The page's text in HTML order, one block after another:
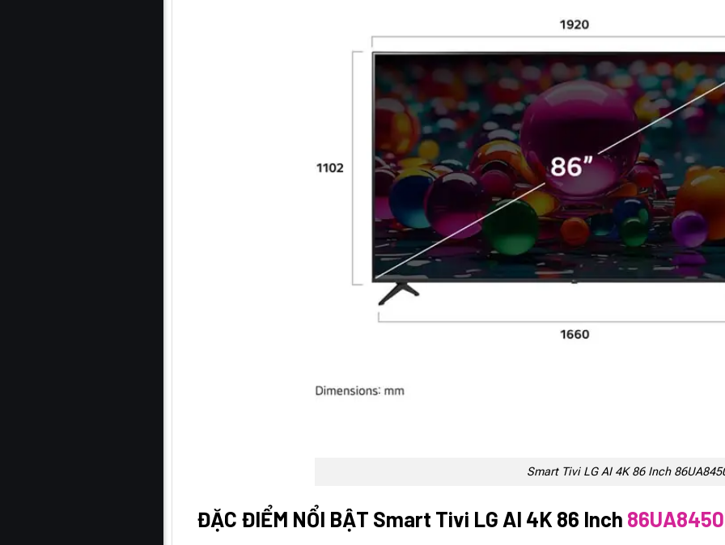
Smart Tivi LG AI 4K 86 Inch
ĐẶC ĐIỂM NỔI BẬT Smart Tivi LG AI 4K 86 Inch